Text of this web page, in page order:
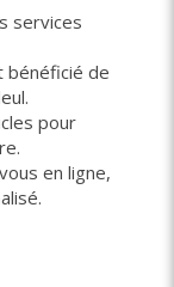
services
bénéficié de
pour
en ligne,